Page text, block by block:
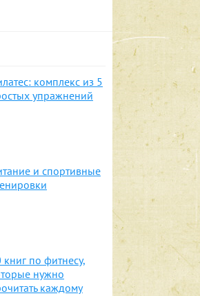
комплекс из 5
упражнений
и спортивные
книг по фитнесу,
нужно
каждому